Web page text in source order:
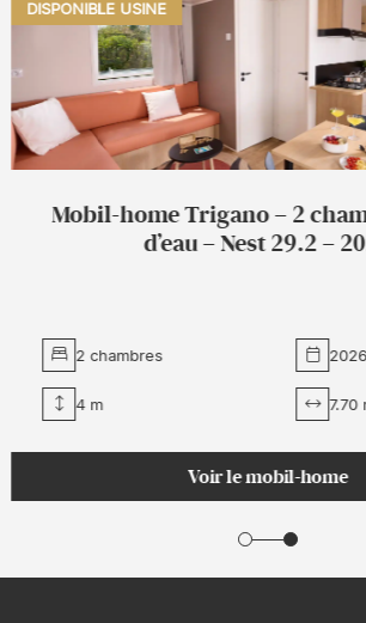
– 2 chambres 1 salle
– Nest 29.2 – 2026
2026